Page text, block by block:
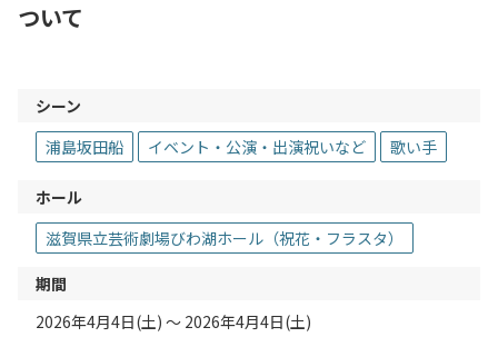
ついて
シーン
浦島坂田船
イベント・公演・出演祝いなど 歌い手
ホール
滋賀県立芸術劇場びわ湖ホール（祝花・フラスタ）
期間
2026年4月4日(土) 〜 2026年4月4日(土)